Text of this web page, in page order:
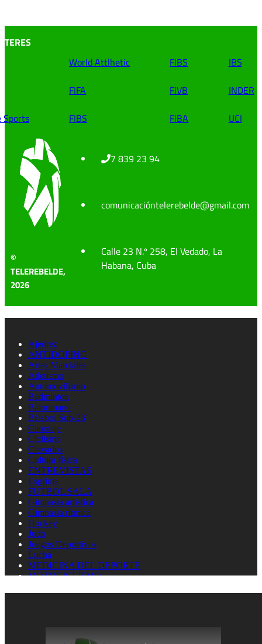
©
TELEREBELDE,
2026
7 839 23 94
comunicacióntelerebelde@gmail.com
Calle 23 N.º 258, El Vedado, La
Habana, Cuba
Sports
World Attlhetic
FIFA
FIBS
FIBS
FIVB
FIBA
IBS
INDER
UCI
Ajedrez
ANTIDOPING
Artes Marciales
Atletismo
Automovilismo
Badminton
Balonmano
Béisbol Sub-23
Canotaje
Ciclismo
Clavados
Cultura física
ENTREVISTAS
Esgrima
FUTBOL SALA
Gimnasia artistica
Gimnasia rítmica
Hockey
Judo
Juegos Deportivos
Lucha
MEDICINA DEL DEPORTE
MOTOCICLISMO